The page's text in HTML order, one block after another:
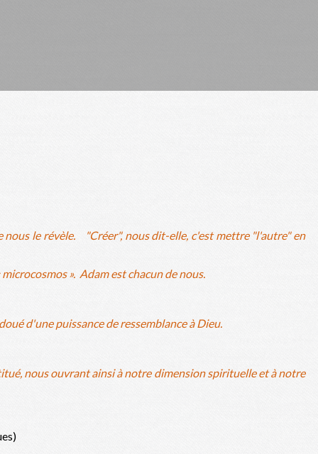
nous le révèle. "Créer", nous dit-elle, c'est mettre "l'autre" en
». Adam est chacun de nous.
d'une puissance de ressemblance à Dieu.
nous ouvrant ainsi à notre dimension spirituelle et à notre